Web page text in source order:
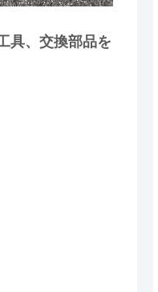
具、交換部品を